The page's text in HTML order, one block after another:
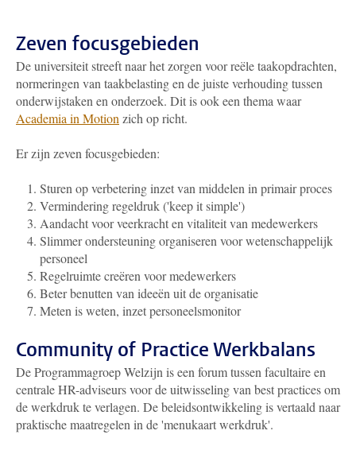
Zeven focusgebieden
De universiteit streeft naar het zorgen voor reële taakopdrachten,
normeringen van taakbelasting en de juiste verhouding tussen
onderwijstaken en onderzoek. Dit is ook een thema waar
Academia in Motion zich op richt.
Er zijn zeven focusgebieden:
Sturen op verbetering inzet van middelen in primair proces
Vermindering regeldruk ('keep it simple')
Aandacht voor veerkracht en vitaliteit van medewerkers
Slimmer ondersteuning organiseren voor wetenschappelijk
personeel
Regelruimte creëren voor medewerkers
Beter benutten van ideeën uit de organisatie
Meten is weten, inzet personeelsmonitor
Community of Practice Werkbalans
De Programmagroep Welzijn is een forum tussen facultaire en
centrale HR-adviseurs voor de uitwisseling van best practices om
de werkdruk te verlagen. De beleidsontwikkeling is vertaald naar
praktische maatregelen in de 'menukaart werkdruk'.